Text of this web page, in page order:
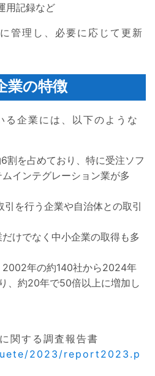
用記録など
管理し、必要に応じて更新
業の特徴
る企業には、以下のような
割を占めており、特に受注ソフ
ムインテグレーション業が多
を行う企業や自治体との取引
けでなく中小企業の取得も多
2002年の約140社から2024年
、約20年で50倍以上に増加し
関する調査報告書
2023/report2023.p